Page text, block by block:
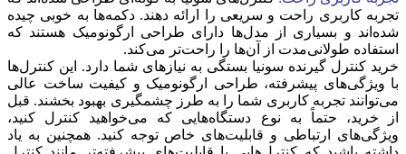
تجربه کاربری راحت و سریعی را ارائه دهند. دکمه‌ها به خوبی چیده
شده‌اند و بسیاری از مدل‌ها دارای طراحی ارگونومیک هستند که
استفاده طولانی‌مدت از آن‌ها را راحت‌تر می‌کند.
خرید کنترل گیرنده سونیا بستگی به نیازهای شما دارد. این کنترل‌ها
با ویژگی‌های پیشرفته، طراحی ارگونومیک و کیفیت ساخت عالی
می‌توانند تجربه کاربری شما را به طرز چشمگیری بهبود بخشند. قبل
از خرید، حتماً به نوع دستگاه‌هایی که می‌خواهید کنترل کنید،
ویژگی‌های ارتباطی و قابلیت‌های خاص توجه کنید. همچنین به یاد